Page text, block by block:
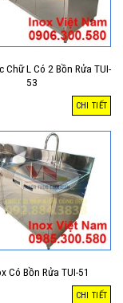
Chữ L Có 2 Bồn Rửa TUI-
53
CHI TIẾT
Có Bồn Rửa TUI-51
CHI TIẾT